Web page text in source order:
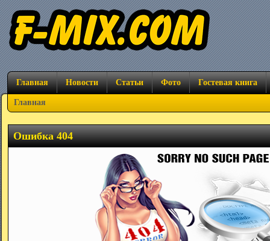
Главная Новости Статьи Фото Гостевая книга
Главная
Ошибка 404